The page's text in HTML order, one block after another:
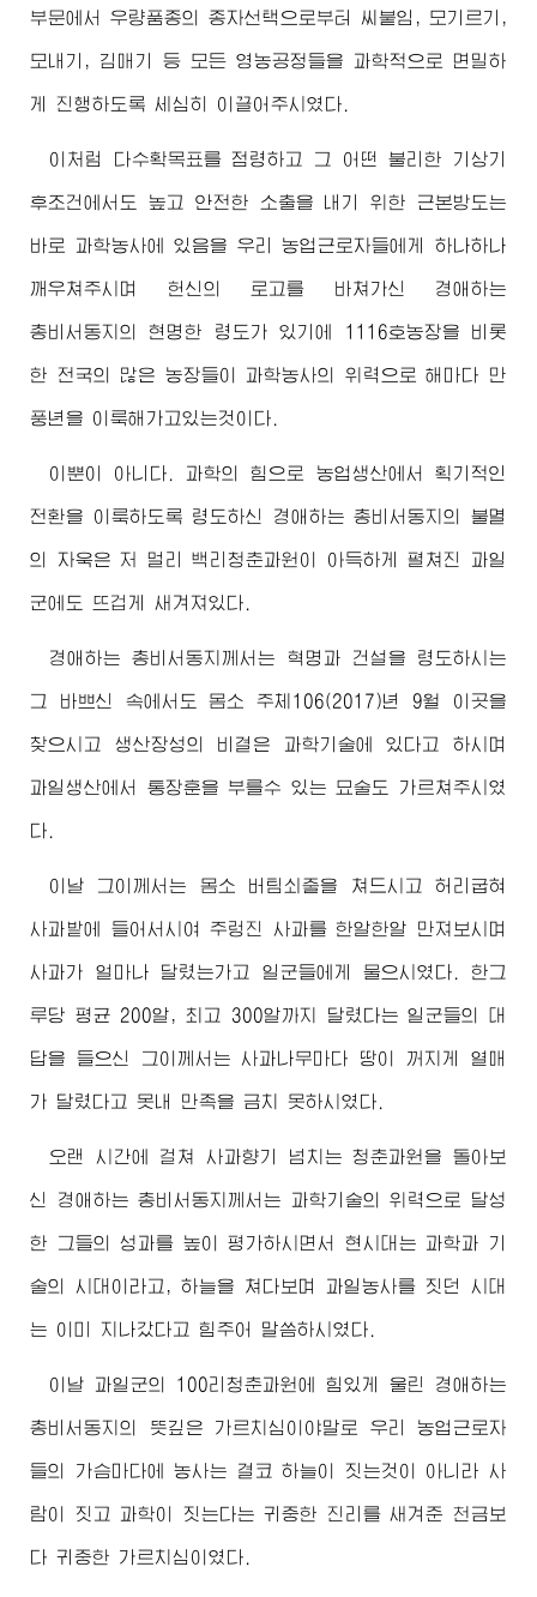
부문에서 우량품종의 종자선택으로부터 씨붙임, 모기르기,
모내기, 김매기 등 모든 영농공정들을 과학적으로 면밀하
게 진행하도록 세심히 이끌어주시였다.
이처럼 다수확목표를 점령하고 그 어떤 불리한 기상기
후조건에서도 높고 안전한 소출을 내기 위한 근본방도는
바로 과학농사에 있음을 우리 농업근로자들에게 하나하나
깨우쳐주시며 헌신의 로고를 바쳐가신 경애하는
총비서동지 의 현명한 령도가 있기에 1116호농장을 비롯
한 전국의 많은 농장들이 과학농사의 위력으로 해마다 만
풍년을 이룩해가고있는것이다.
이뿐이 아니다. 과학의 힘으로 농업생산에서 획기적인
전환을 이룩하도록 령도하신 경애하는 총비서동지의 불멸
의 자욱은 저 멀리 백리청춘과원이 아득하게 펼쳐진 과일
군에도 뜨겁게 새겨져있다.
경애하는 총비서동지께서는 혁명과 건설을 령도하시는
그 바쁘신 속에서도 몸소 주체106(2017)년 9월 이곳을
찾으시고 생산장성의 비결은 과학기술에 있다고 하시며
과일생산에서 통장훈을 부를수 있는 묘술도 가르쳐주시였
다.
이날 그이께서는 몸소 버팀쇠줄을 쳐드시고 허리굽혀
사과밭에 들어서시여 주렁진 사과를 한알한알 만져보시며
사과가 얼마나 달렸는가고 일군들에게 물으시였다. 한그
루당 평균 200알, 최고 300알까지 달렸다는 일군들의 대
답을 들으신 그이께서는 사과나무마다 땅이 꺼지게 열매
가 달렸다고 못내 만족을 금치 못하시였다.
오랜 시간에 걸쳐 사과향기 넘치는 청춘과원을 돌아보
신 경애하는 총비서동지께서는 과학기술의 위력으로 달성
한 그들의 성과를 높이 평가하시면서 현시대는 과학과 기
술의 시대이라고, 하늘을 쳐다보며 과일농사를 짓던 시대
는 이미 지나갔다고 힘주어 말씀하시였다.
이날 과일군의 100리청춘과원에 힘있게 울린 경애하는
총비서동지 의 뜻깊은 가르치심이야말로 우리 농업근로자
들의 가슴마다에 농사는 결코 하늘이 짓는것이 아니라 사
람이 짓고 과학이 짓는다는 귀중한 진리를 새겨준 천금보
다 귀중한 가르치심이였다.